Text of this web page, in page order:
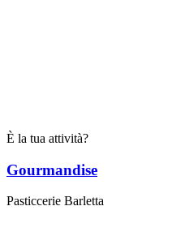
È la tua attività?
Gourmandise
Pasticcerie Barletta